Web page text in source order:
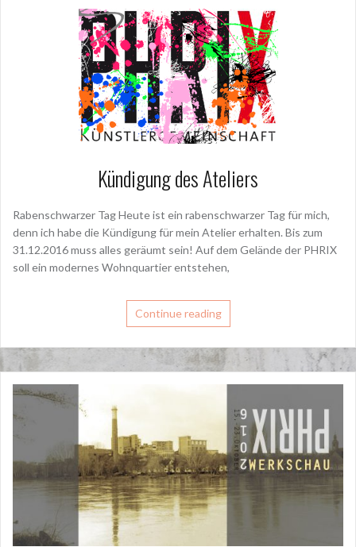
Kündigung des Ateliers
Rabenschwarzer Tag Heute ist ein rabenschwarzer Tag für mich,
denn ich habe die Kündigung für mein Atelier erhalten. Bis zum
31.12.2016 muss alles geräumt sein! Auf dem Gelände der PHRIX
soll ein modernes Wohnquartier entstehen,
Continue reading